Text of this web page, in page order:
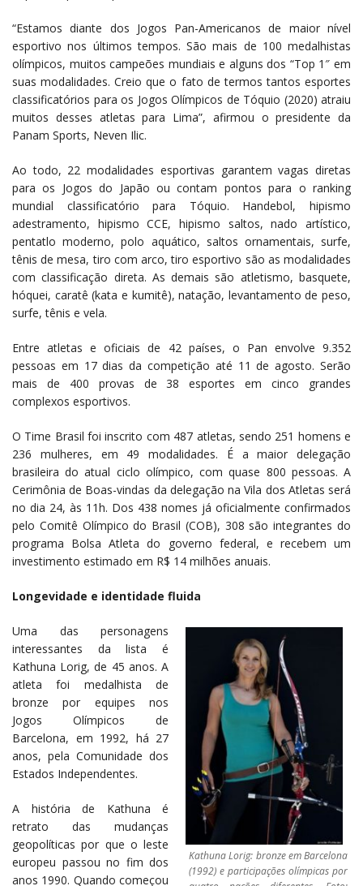
“Estamos diante dos Jogos Pan-Americanos de maior nível
esportivo nos últimos tempos. São mais de 100 medalhistas
olímpicos, muitos campeões mundiais e alguns dos “Top 1″ em
suas modalidades. Creio que o fato de termos tantos esportes
classificatórios para os Jogos Olímpicos de Tóquio (2020) atraiu
muitos desses atletas para Lima”, afirmou o presidente da
Panam Sports, Neven Ilic.
Ao todo, 22 modalidades esportivas garantem vagas diretas
para os Jogos do Japão ou contam pontos para o ranking
mundial classificatório para Tóquio. Handebol, hipismo
adestramento, hipismo CCE, hipismo saltos, nado artístico,
pentatlo moderno, polo aquático, saltos ornamentais, surfe,
tênis de mesa, tiro com arco, tiro esportivo são as modalidades
com classificação direta. As demais são atletismo, basquete,
hóquei, caratê (kata e kumitê), natação, levantamento de peso,
surfe, tênis e vela.
Entre atletas e oficiais de 42 países, o Pan envolve 9.352
pessoas em 17 dias da competição até 11 de agosto. Serão
mais de 400 provas de 38 esportes em cinco grandes
complexos esportivos.
O Time Brasil foi inscrito com 487 atletas, sendo 251 homens e
236 mulheres, em 49 modalidades. É a maior delegação
brasileira do atual ciclo olímpico, com quase 800 pessoas. A
Cerimônia de Boas-vindas da delegação na Vila dos Atletas será
no dia 24, às 11h. Dos 438 nomes já oficialmente confirmados
pelo Comitê Olímpico do Brasil (COB), 308 são integrantes do
programa Bolsa Atleta do governo federal, e recebem um
investimento estimado em R$ 14 milhões anuais.
Longevidade e identidade fluida
Kathuna Lorig: bronze em Barcelona
(1992) e participações olímpicas por
Uma das personagens
interessantes da lista é
Kathuna Lorig, de 45 anos. A
atleta foi medalhista de
bronze por equipes nos
Jogos Olímpicos de
Barcelona, em 1992, há 27
anos, pela Comunidade dos
Estados Independentes.
A história de Kathuna é
retrato das mudanças
geopolíticas por que o leste
europeu passou no fim dos
anos 1990. Quando começou